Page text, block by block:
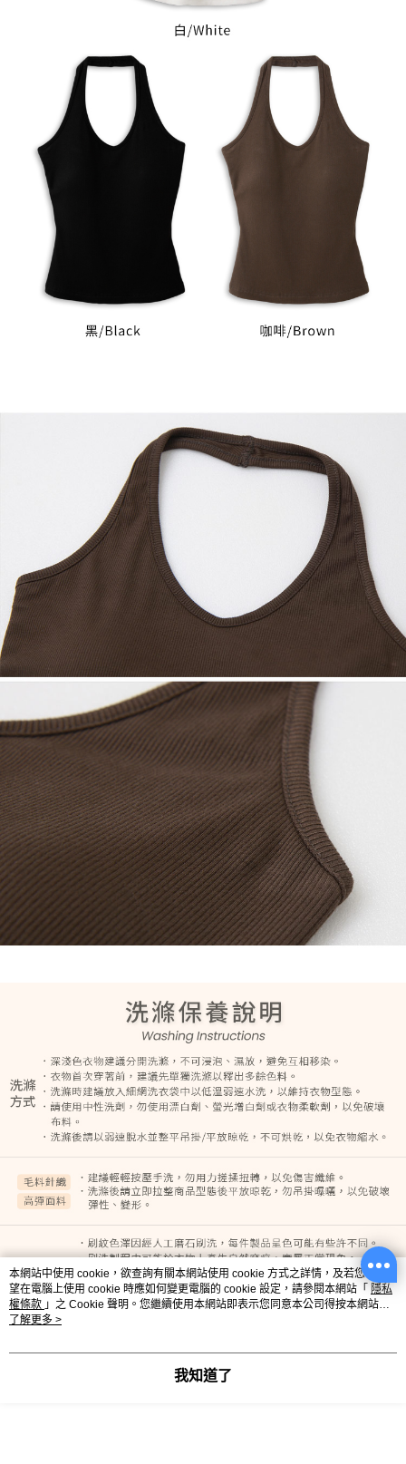
本網站中使用 cookie，欲查詢有關本網站使用 cookie 方式之詳情，及若您不希
望在電腦上使用 cookie 時應如何變更電腦的 cookie 設定，請參閱本網站「 隱私
權條款 」之 Cookie 聲明。您繼續使用本網站即表示您同意本公司得按本網站使
用條款之 Cookie 聲明使用 cookie。
了解更多 >
我知道了